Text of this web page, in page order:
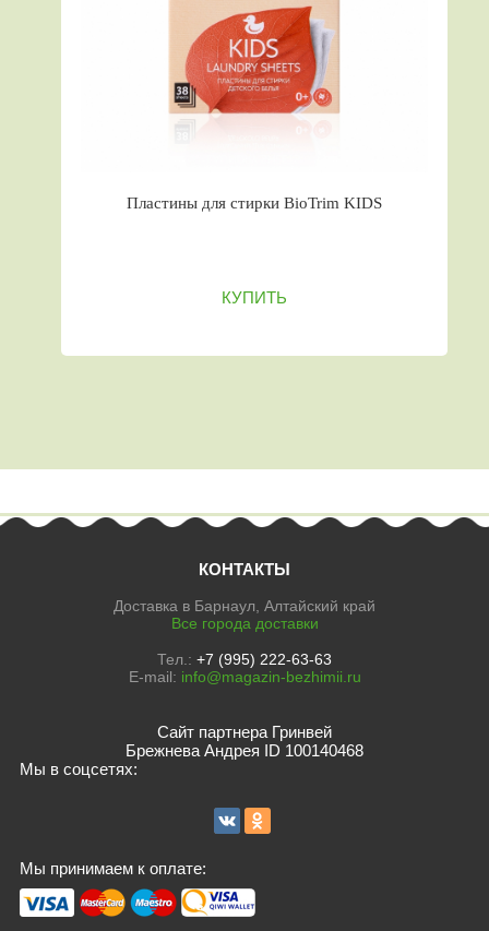
Пластины для стирки BioTrim KIDS
КУПИТЬ
КОНТАКТЫ
Доставка в Барнаул, Алтайский край
Все города доставки
Тел.: +7 (995) 222-63-63
E-mail: info@magazin-bezhimii.ru
Сайт партнера Гринвей
Брежнева Андрея ID 100140468
Мы в соцсетях:
Мы принимаем к оплате: